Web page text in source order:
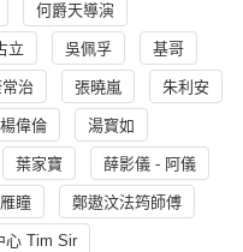
何爵天導演
立 吳佩孚 基哥
常治 張曉嵐 朱利安
楊偉倫 湯寳如
葉家寶 薛影儀 - 阿儀
瞳 鄭遨汶法筠師傅
心 Tim Sir